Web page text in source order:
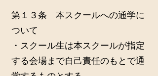
第１３条 本スクールへの通学に
ついて
・スクール生は本スクールが指定
する会場まで自己責任のもとで通